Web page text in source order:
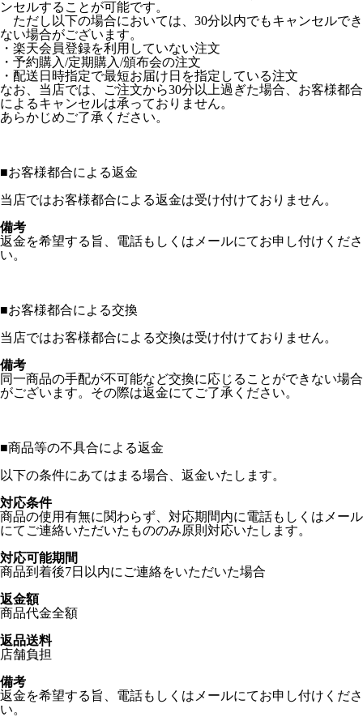
ンセルすることが可能です。
ただし以下の場合においては、30分以内でもキャンセルでき
ない場合がございます。
・楽天会員登録を利用していない注文
・予約購入/定期購入/頒布会の注文
・配送日時指定で最短お届け日を指定している注文
なお、当店では、ご注文から30分以上過ぎた場合、お客様都合
によるキャンセルは承っておりません。
あらかじめご了承ください。
■お客様都合による返金
当店ではお客様都合による返金は受け付けておりません。
備考
返金を希望する旨、電話もしくはメールにてお申し付けくださ
い。
■お客様都合による交換
当店ではお客様都合による交換は受け付けておりません。
備考
同一商品の手配が不可能など交換に応じることができない場合
がございます。その際は返金にてご了承ください。
■商品等の不具合による返金
以下の条件にあてはまる場合、返金いたします。
対応条件
商品の使用有無に関わらず、対応期間内に電話もしくはメール
にてご連絡いただいたもののみ原則対応いたします。
対応可能期間
商品到着後7日以内にご連絡をいただいた場合
返金額
商品代金全額
返品送料
店舗負担
備考
返金を希望する旨、電話もしくはメールにてお申し付けくださ
い。